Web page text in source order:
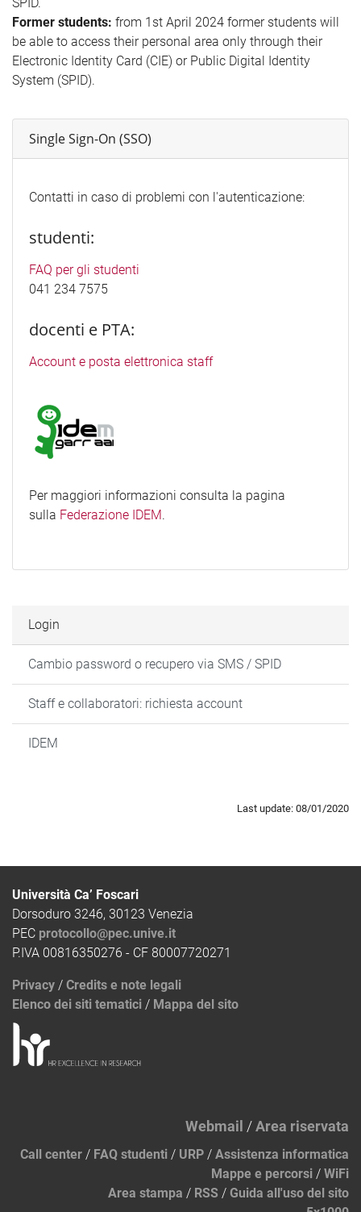
Former students: from 1st April 2024 former students will
be able to access their personal area only through their
Electronic Identity Card (CIE) or Public Digital Identity
System (SPID).
Single Sign-On (SSO)
Contatti in caso di problemi con l'autenticazione:
studenti:
FAQ per gli studenti
041 234 7575
docenti e PTA:
Account e posta elettronica staff
Per maggiori informazioni consulta la pagina
sulla Federazione IDEM.
Login
Cambio password o recupero via SMS / SPID
Staff e collaboratori: richiesta account
IDEM
Last update: 08/01/2020
Università Ca’ Foscari
Dorsoduro 3246, 30123 Venezia
PEC protocollo@pec.unive.it
P.IVA 00816350276 - CF 80007720271
Privacy / Credits e note legali
Elenco dei siti tematici / Mappa del sito
Webmail /Area riservata
Call center / FAQ studenti / URP / Assistenza informatica
Mappe e percorsi / WiFi
Area stampa / RSS / Guida all'uso del sito